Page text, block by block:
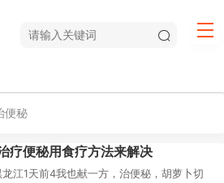
便秘
疗便秘用食疗方法来解决
龙江1天前4我也献一方，治便秘，胡萝卜切